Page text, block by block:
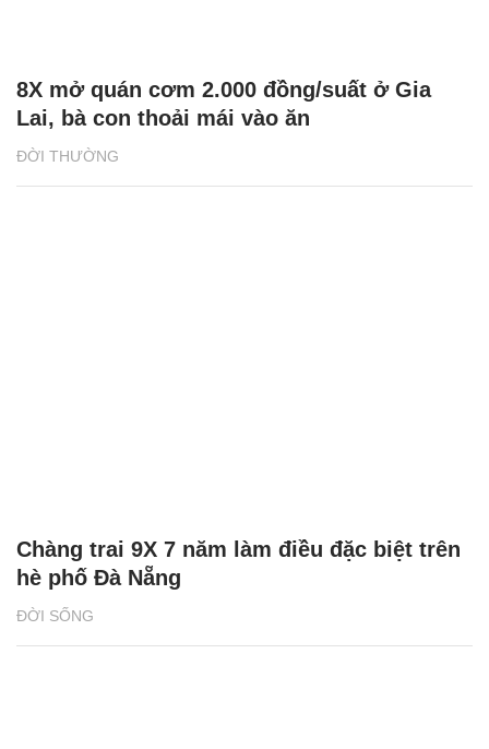
ĐỜI THƯỜNG
8X mở quán cơm 2.000 đồng/suất ở Gia
Lai, bà con thoải mái vào ăn
ĐỜI SỐNG
Chàng trai 9X 7 năm làm điều đặc biệt trên
hè phố Đà Nẵng